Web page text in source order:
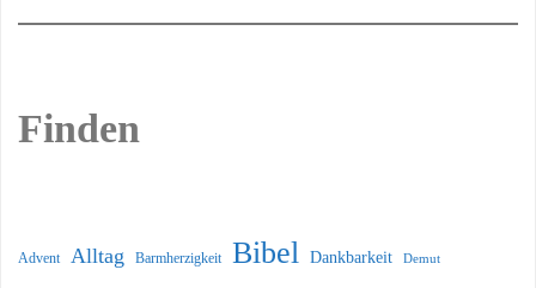
Finden
Advent Alltag Barmherzigkeit Bibel Dankbarkeit Demut